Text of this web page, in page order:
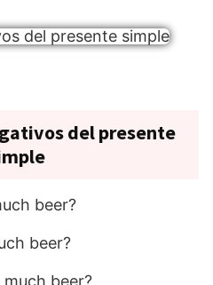
del presente
beer?
beer?